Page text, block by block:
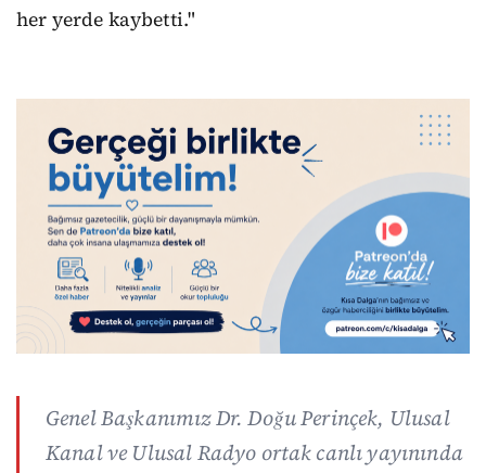
her yerde kaybetti."
Genel Başkanımız Dr. Doğu Perinçek, Ulusal
Kanal ve Ulusal Radyo ortak canlı yayınında